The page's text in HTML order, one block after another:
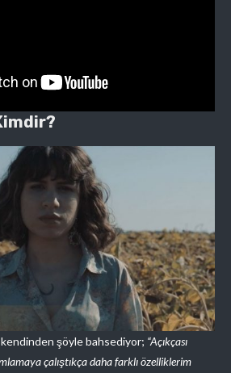
şöyle bahsediyor; “Açıkçası
çalıştıkça daha farklı özelliklerim